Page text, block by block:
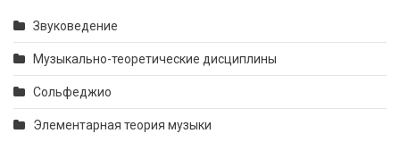
Звуковедение
Музыкально-теоретические дисциплины
Сольфеджио
Элементарная теория музыки